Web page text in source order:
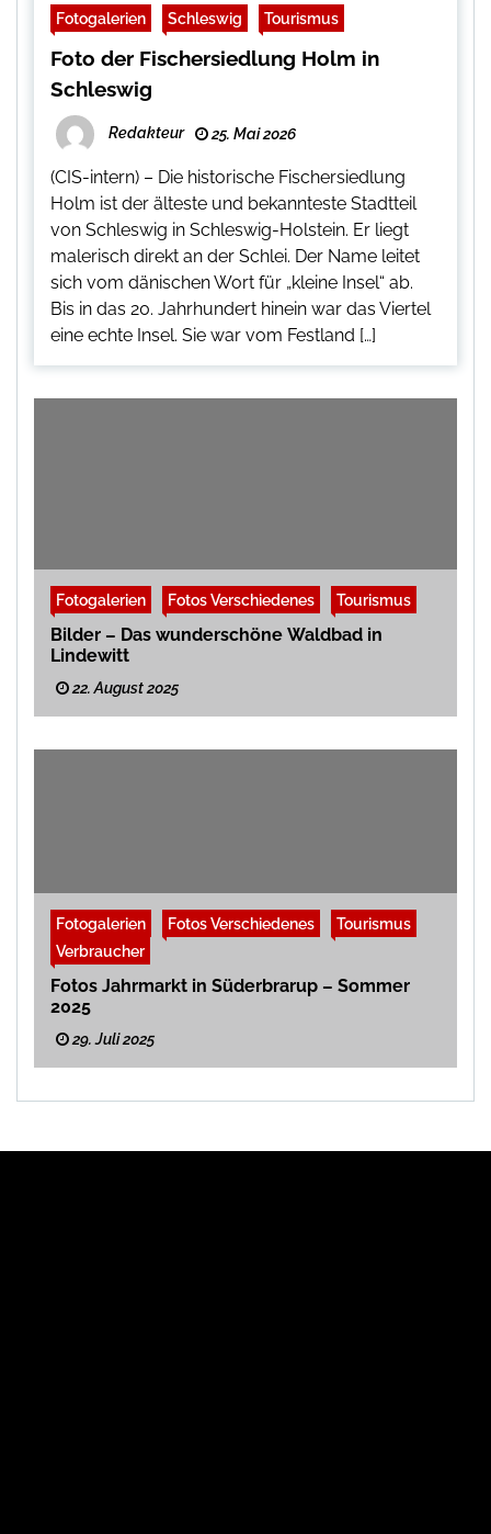
Fotogalerien Schleswig Tourismus
Foto der Fischersiedlung Holm in
Schleswig
Redakteur 25. Mai 2026
(CIS-intern) – Die historische Fischersiedlung
Holm ist der älteste und bekannteste Stadtteil
von Schleswig in Schleswig-Holstein. Er liegt
malerisch direkt an der Schlei. Der Name leitet
sich vom dänischen Wort für „kleine Insel“ ab.
Bis in das 20. Jahrhundert hinein war das Viertel
eine echte Insel. Sie war vom Festland […]
Fotogalerien Fotos Verschiedenes Tourismus
Bilder – Das wunderschöne Waldbad in
Lindewitt
22. August 2025
Fotogalerien Fotos Verschiedenes
Tourismus
Verbraucher
Fotos Jahrmarkt in Süderbrarup – Sommer
2025
29. Juli 2025